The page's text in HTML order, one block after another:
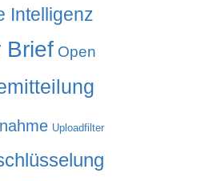
Intelligenz
Brief Open
Uploadfilter